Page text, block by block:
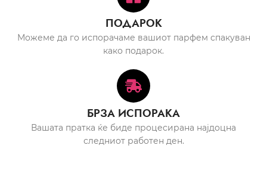
ПОДАРОК
Можеме да го испорачаме вашиот парфем спакуван
како подарок.
БРЗА ИСПОРАКА
Вашата пратка ќе биде процесирана најдоцна
следниот работен ден.